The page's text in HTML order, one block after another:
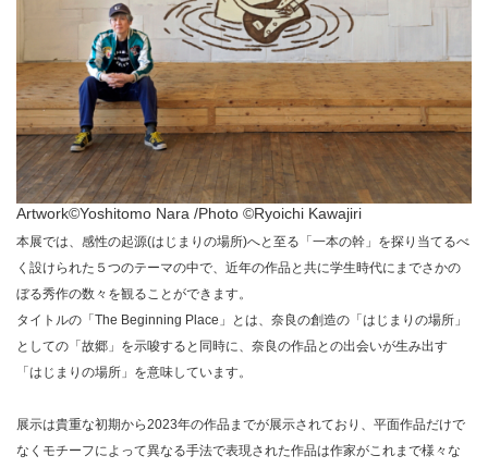
Artwork©︎Yoshitomo Nara /Photo ©︎Ryoichi Kawajiri
本展では、感性の起源(はじまりの場所)へと至る「一本の幹」を探り当てるべ
く設けられた５つのテーマの中で、近年の作品と共に学生時代にまでさかの
ぼる秀作の数々を観ることができます。
タイトルの「The Beginning Place」とは、奈良の創造の「はじまりの場所」
としての「故郷」を示唆すると同時に、奈良の作品との出会いが生み出す
「はじまりの場所」を意味しています。
展示は貴重な初期から2023年の作品までが展示されており、平面作品だけで
なくモチーフによって異なる手法で表現された作品は作家がこれまで様々な